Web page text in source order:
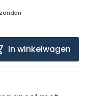
In winkelwagen